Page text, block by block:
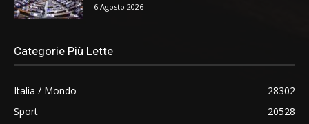
6 Agosto 2026
Categorie Più Lette
Italia / Mondo
28302
Sport
20528